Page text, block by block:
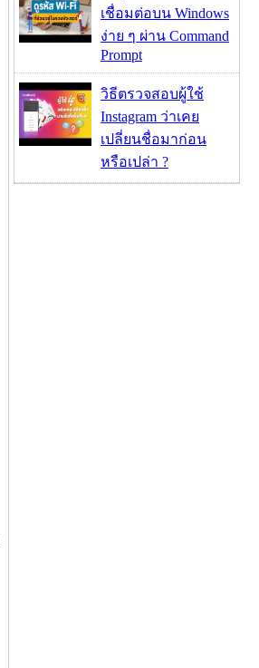
เชื่อมต่อบน Windows
ง่าย ๆ ผ่าน Command
Prompt
วิธีตรวจสอบผู้ใช้
Instagram ว่าเคย
เปลี่ยนชื่อมาก่อน
หรือเปล่า ?